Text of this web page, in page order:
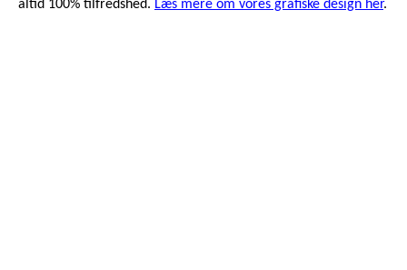
altid 100% tilfredshed. Læs mere om vores grafiske design her.